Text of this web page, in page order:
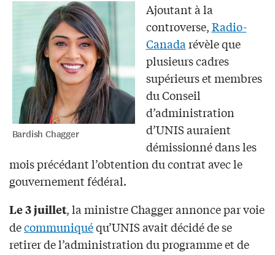
Bardish Chagger
Ajoutant à la
controverse,Radio-
Canada révèle que
plusieurs cadres
supérieurs et membres
du Conseil
d’administration
d’UNIS auraient
démissionné dans les
mois précédant l’obtention du contrat avec le
gouvernement fédéral.
Le 3 juillet, la ministre Chagger annonce par voie
decommuniquéqu’UNIS avait décidé de se
retirer de l’administration du programme et de